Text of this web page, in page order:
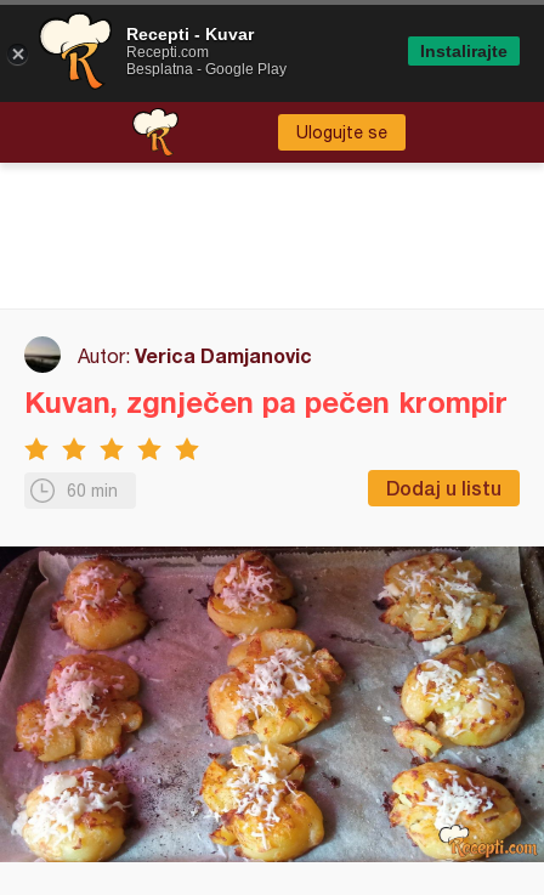
Ulogujte se
Autor: Verica Damjanovic
60 min Dodaj u listu
Kuvan, zgnječen pa pečen krompir
Recepti - Kuvar
Recepti.com
Besplatna - Google Play
Instalirajte